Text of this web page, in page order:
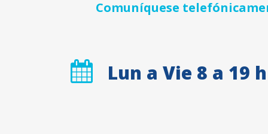
Comuníquese
Lun a Vie 8 a 19 h